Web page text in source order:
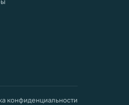
конфиденциальности